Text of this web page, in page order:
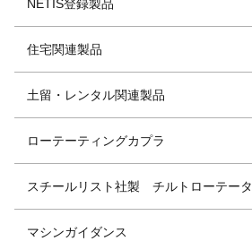
NETIS登録製品
住宅関連製品
土留・レンタル関連製品
ローテーティングカプラ
スチールリスト社製 チルトローテータ
マシンガイダンス